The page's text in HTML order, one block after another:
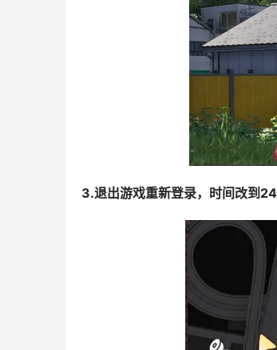
3.退出游戏重新登录，时间改到24